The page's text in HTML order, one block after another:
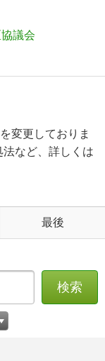
議会
変更しておりま
など、詳しくは
最後
検索